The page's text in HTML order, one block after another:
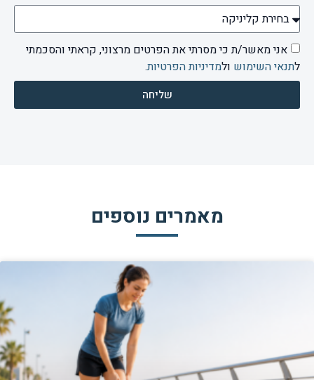
אני מאשר/ת כי מסרתי את הפרטים מרצוני, קראתי והסכמתי
לתנאי השימוש ולמדיניות הפרטיות.
שליחה
מאמרים נוספים